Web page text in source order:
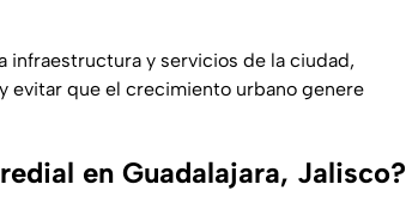
infraestructura y servicios de la ciudad,
evitar que el crecimiento urbano genere
en Guadalajara, Jalisco?